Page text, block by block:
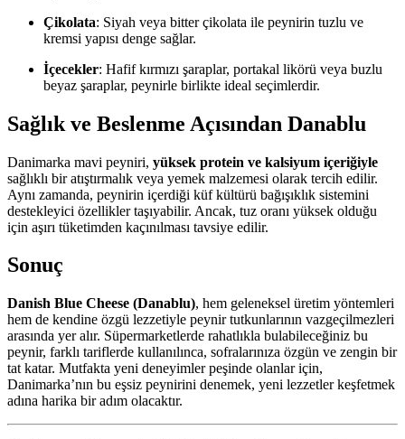
Çikolata: Siyah veya bitter çikolata ile peynirin tuzlu ve
kremsi yapısı denge sağlar.
İçecekler: Hafif kırmızı şaraplar, portakal likörü veya buzlu
beyaz şaraplar, peynirle birlikte ideal seçimlerdir.
Sağlık ve Beslenme Açısından Danablu
Danimarka mavi peyniri, yüksek protein ve kalsiyum içeriğiyle
sağlıklı bir atıştırmalık veya yemek malzemesi olarak tercih edilir.
Aynı zamanda, peynirin içerdiği küf kültürü bağışıklık sistemini
destekleyici özellikler taşıyabilir. Ancak, tuz oranı yüksek olduğu
için aşırı tüketimden kaçınılması tavsiye edilir.
Sonuç
Danish Blue Cheese (Danablu), hem geleneksel üretim yöntemleri
hem de kendine özgü lezzetiyle peynir tutkunlarının vazgeçilmezleri
arasında yer alır. Süpermarketlerde rahatlıkla bulabileceğiniz bu
peynir, farklı tariflerde kullanılınca, sofralarınıza özgün ve zengin bir
tat katar. Mutfakta yeni deneyimler peşinde olanlar için,
Danimarka’nın bu eşsiz peynirini denemek, yeni lezzetler keşfetmek
adına harika bir adım olacaktır.